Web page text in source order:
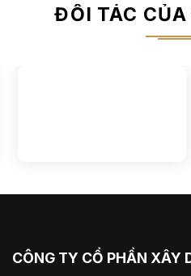
ĐỐI TÁC
CÔNG TY CỔ PHẦN XÂY